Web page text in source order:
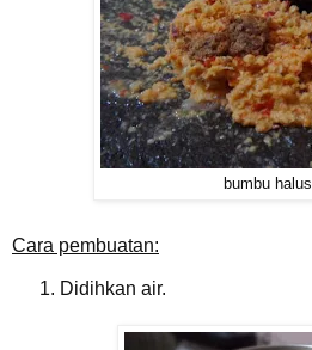
bumbu halus
Cara pembuatan:
Didihkan air.